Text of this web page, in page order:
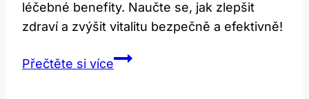
léčebné benefity. Naučte se, jak zlepšit
zdraví a zvýšit vitalitu bezpečně a efektivně!
Přečtěte si víceHorské